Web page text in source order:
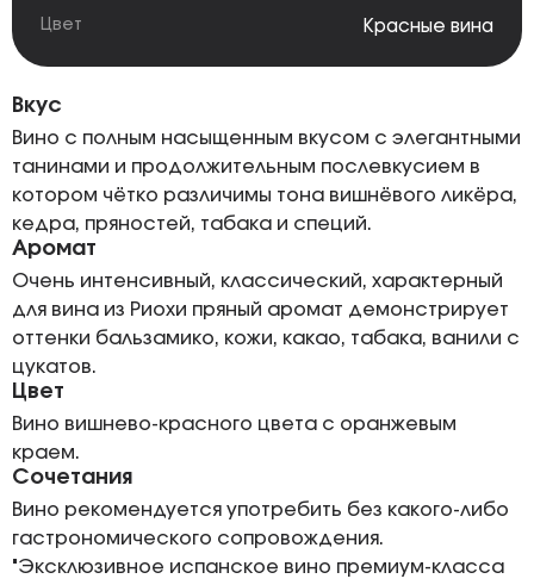
Цвет Красные вина
Вкус
Вино с полным насыщенным вкусом с элегантными
танинами и продолжительным послевкусием в
котором чётко различимы тона вишнёвого ликёра,
кедра, пряностей, табака и специй.
Аромат
Очень интенсивный, классический, характерный
для вина из Риохи пряный аромат демонстрирует
оттенки бальзамико, кожи, какао, табака, ванили с
цукатов.
Цвет
Вино вишнево-красного цвета с оранжевым
краем.
Сочетания
Вино рекомендуется употребить без какого-либо
гастрономического сопровождения.
"Эксклюзивное испанское вино премиум-класса